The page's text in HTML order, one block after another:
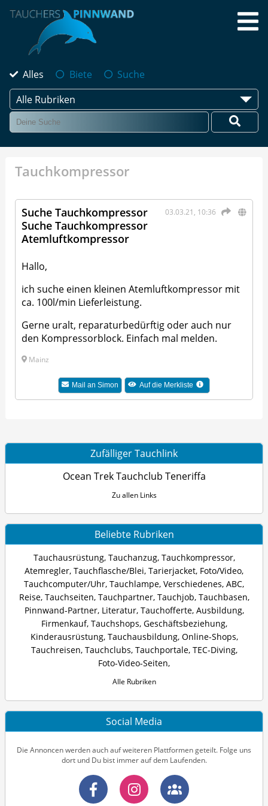
Alles Biete
Suche
Alle Rubriken
Tauchkompressor
03.03.21, 10:36
Suche Tauchkompressor
Suche Tauchkompressor
Atemluftkompressor
Hallo,
ich suche einen kleinen Atemluftkompressor mit
ca. 100l/min Lieferleistung.
Gerne uralt, reparaturbedürftig oder auch nur
den Kompressorblock. Einfach mal melden.
Mainz
Mail an Simon Auf die Merkliste
Zufälliger Tauchlink
Ocean Trek Tauchclub Teneriffa
Zu allen Links
Beliebte Rubriken
Tauchausrüstung, Tauchanzug, Tauchkompressor,
Atemregler, Tauchflasche/Blei, Tarierjacket, Foto/Video,
Tauchcomputer/Uhr, Tauchlampe, Verschiedenes, ABC,
Reise, Tauchseiten, Tauchpartner, Tauchjob, Tauchbasen,
Pinnwand-Partner, Literatur, Tauchofferte, Ausbildung,
Firmenkauf, Tauchshops, Geschäftsbeziehung,
Kinderausrüstung, Tauchausbildung, Online-Shops,
Tauchreisen, Tauchclubs, Tauchportale, TEC-Diving,
Foto-Video-Seiten,
Alle Rubriken
Social Media
Die Annoncen werden auch auf weiteren Plattformen geteilt. Folge uns
dort und Du bist immer auf dem Laufenden.